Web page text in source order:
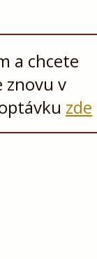
a chcete
znovu v
zde